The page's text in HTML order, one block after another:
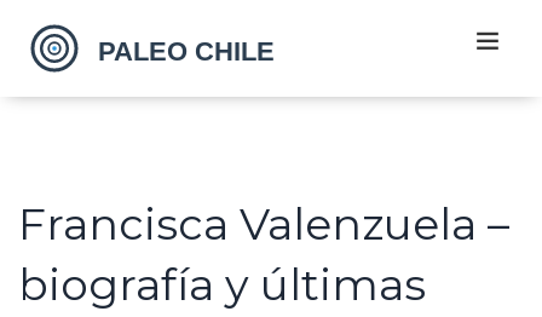
Francisca Valenzuela –
biografía y últimas